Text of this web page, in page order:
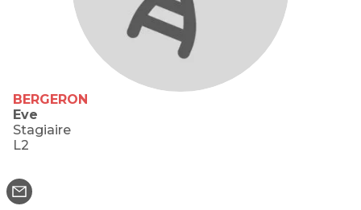
BERGERON
Eve
Stagiaire
L2